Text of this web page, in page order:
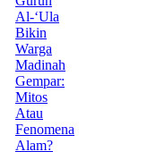
Al-‘Ula
Bikin
Warga
Madinah
Gempar:
Mitos
Atau
Fenomena
Alam?